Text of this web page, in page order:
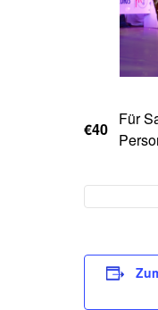
€40
Für